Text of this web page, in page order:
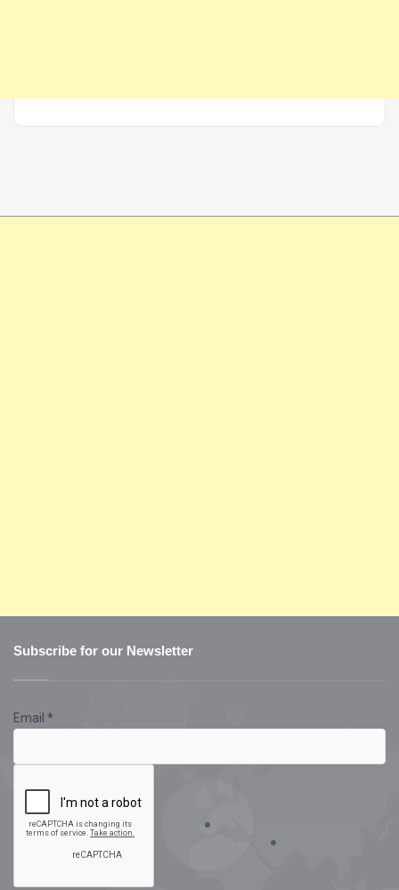
Subscribe for our Newsletter
Email *